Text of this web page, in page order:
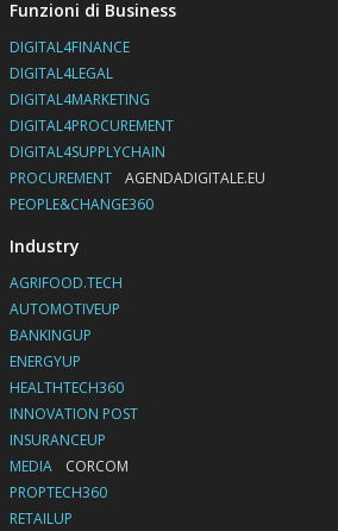
Funzioni di Business
DIGITAL4FINANCE
DIGITAL4LEGAL
DIGITAL4MARKETING
DIGITAL4PROCUREMENT
DIGITAL4SUPPLYCHAIN
PROCUREMENT
AGENDADIGITALE.EU
PEOPLE&CHANGE360
Industry
AGRIFOOD.TECH
AUTOMOTIVEUP
BANKINGUP
ENERGYUP
HEALTHTECH360
INNOVATION POST
INSURANCEUP
MEDIA
CORCOM
PROPTECH360
RETAILUP